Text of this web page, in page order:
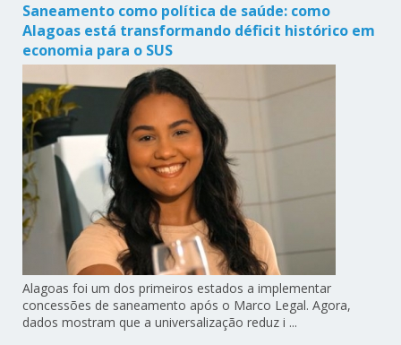
Saneamento como política de saúde: como
Alagoas está transformando déficit histórico em
economia para o SUS
Alagoas foi um dos primeiros estados a implementar
concessões de saneamento após o Marco Legal. Agora,
dados mostram que a universalização reduz i ...